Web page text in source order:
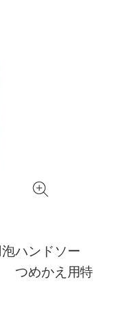
ハンドソー
つめかえ用特